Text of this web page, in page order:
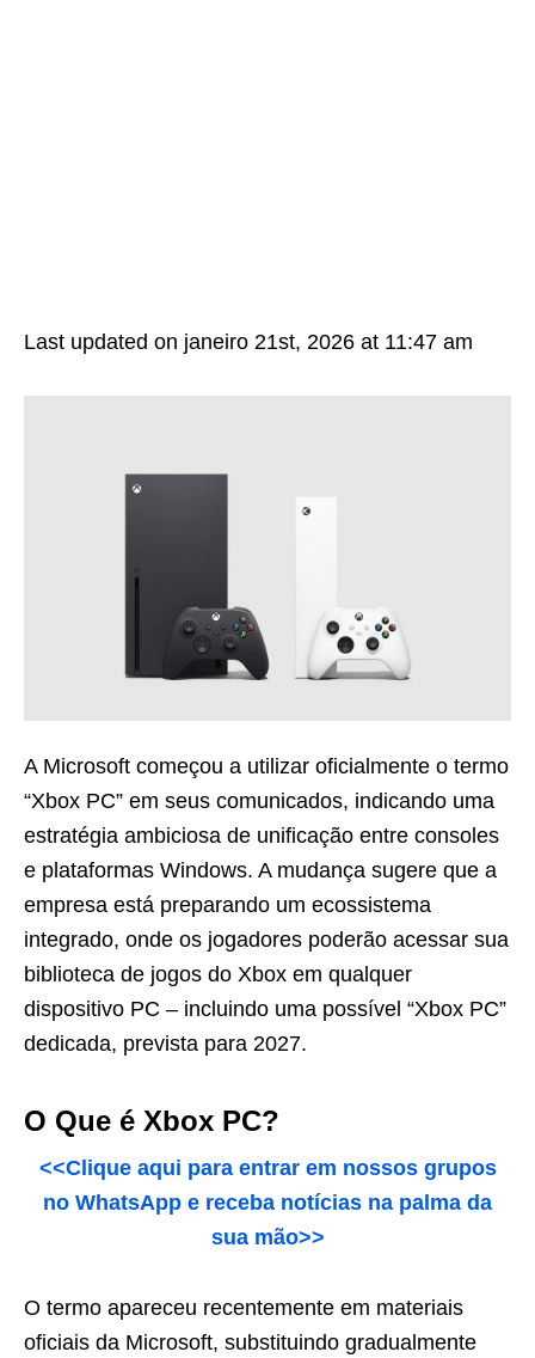
Last updated on janeiro 21st, 2026 at 11:47 am
A Microsoft começou a utilizar oficialmente o termo
“Xbox PC” em seus comunicados, indicando uma
estratégia ambiciosa de unificação entre consoles
e plataformas Windows. A mudança sugere que a
empresa está preparando um ecossistema
integrado, onde os jogadores poderão acessar sua
biblioteca de jogos do Xbox em qualquer
dispositivo PC – incluindo uma possível “Xbox PC”
dedicada, prevista para 2027.
O Que é Xbox PC?
<<Clique aqui para entrar em nossos grupos
no WhatsApp e receba notícias na palma da
sua mão>>
O termo apareceu recentemente em materiais
oficiais da Microsoft, substituindo gradualmente